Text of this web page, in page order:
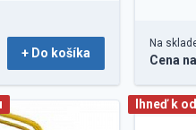
+ Do košíka
Na
Cena
Ihneď k